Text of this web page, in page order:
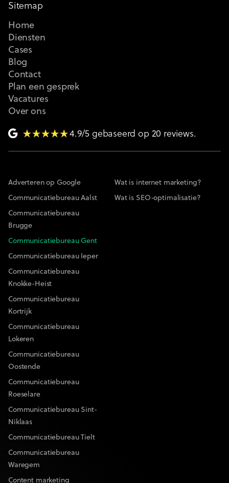
Sitemap
Home
Diensten
Cases
Blog
Contact
Plan een gesprek
Vacatures
Over ons
4.9/5 gebaseerd op 20 reviews.
Adverteren op Google
Communicatiebureau Aalst
Communicatiebureau
Brugge
Communicatiebureau Gent
Communicatiebureau Ieper
Communicatiebureau
Knokke-Heist
Communicatiebureau
Kortrijk
Communicatiebureau
Lokeren
Communicatiebureau
Oostende
Communicatiebureau
Roeselare
Communicatiebureau Sint-
Niklaas
Communicatiebureau Tielt
Communicatiebureau
Waregem
Content marketing
Wat is internet marketing?
Wat is SEO-optimalisatie?